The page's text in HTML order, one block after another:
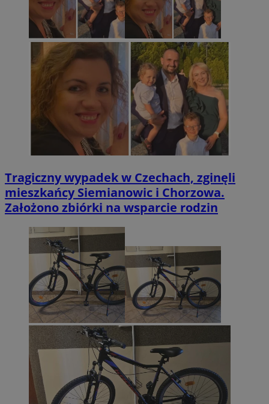
Tragiczny wypadek w Czechach, zginęli
mieszkańcy Siemianowic i Chorzowa.
Założono zbiórki na wsparcie rodzin